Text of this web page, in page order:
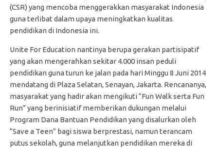
(CSR) yang mencoba menggerakkan masyarakat Indonesia
guna terlibat dalam upaya meningkatkan kualitas
pendidikan di Indonesia ini.
Unite For Education nantinya berupa gerakan partisipatif
yang akan mengerahkan sekitar 4.000 insan peduli
pendidikan guna turun ke jalan pada hari Minggu 8 Juni 2014
mendatang di Plaza Selatan, Senayan, Jakarta. Rencananya,
masyarakat yang hadir akan mengikuti “Fun Walk serta Fun
Run” yang berinisiatif memberikan dukungan melalui
Program Dana Bantuan Pendidikan yang disalurkan oleh
“Save a Teen” bagi siswa berprestasi, namun terancam
putus sekolah, guna melanjutkan pendidikan mereka di